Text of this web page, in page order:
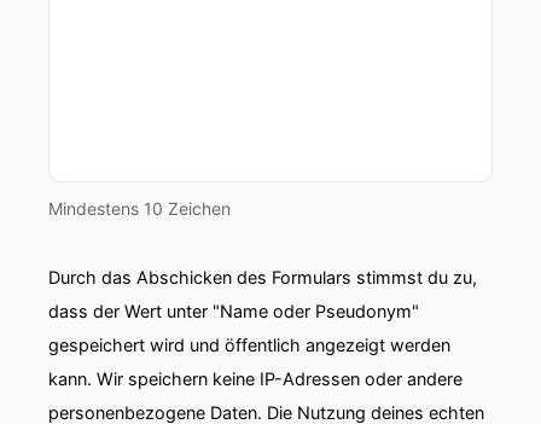
Mindestens 10 Zeichen
Durch das Abschicken des Formulars stimmst du zu,
dass der Wert unter "Name oder Pseudonym"
gespeichert wird und öffentlich angezeigt werden
kann. Wir speichern keine IP-Adressen oder andere
personenbezogene Daten. Die Nutzung deines echten